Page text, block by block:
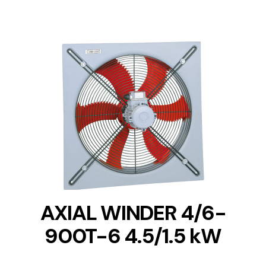
DETAILS
AXIAL WINDER 4/6-
900T-6 4.5/1.5 kW